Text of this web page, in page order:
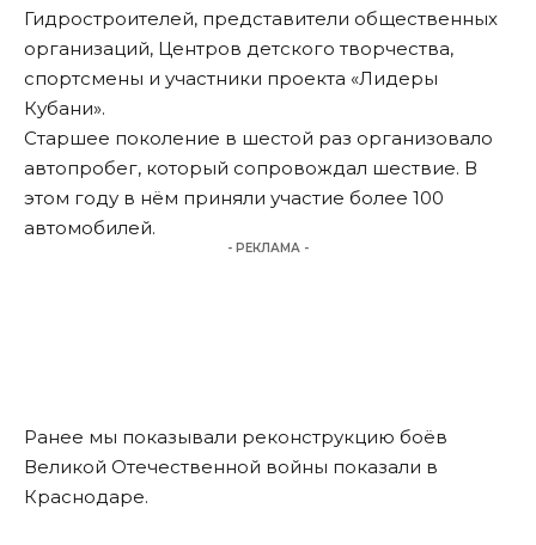
Гидростроителей, представители общественных
организаций, Центров детского творчества,
спортсмены и участники проекта «Лидеры
Кубани».
Старшее поколение в шестой раз организовало
автопробег, который сопровождал шествие. В
этом году в нём приняли участие более 100
автомобилей.
- РЕКЛАМА -
Ранее мы показывали реконструкцию боёв
Великой Отечественной войны показали в
Краснодаре.